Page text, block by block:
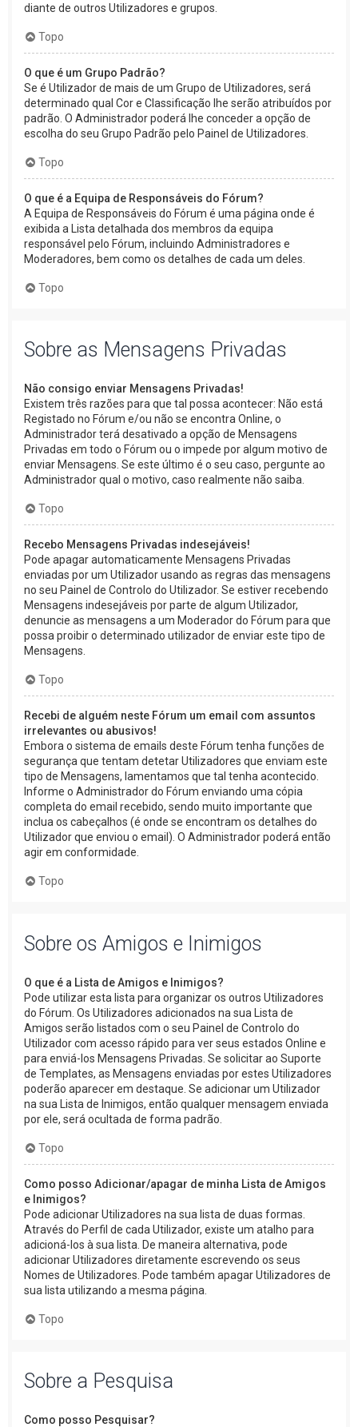
diante de outros Utilizadores e grupos.
Topo
O que é um Grupo Padrão?
Se é Utilizador de mais de um Grupo de Utilizadores, será
determinado qual Cor e Classificação lhe serão atribuídos por
padrão. O Administrador poderá lhe conceder a opção de
escolha do seu Grupo Padrão pelo Painel de Utilizadores.
Topo
O que é a Equipa de Responsáveis do Fórum?
A Equipa de Responsáveis do Fórum é uma página onde é
exibida a Lista detalhada dos membros da equipa
responsável pelo Fórum, incluindo Administradores e
Moderadores, bem como os detalhes de cada um deles.
Topo
Sobre as Mensagens Privadas
Não consigo enviar Mensagens Privadas!
Existem três razões para que tal possa acontecer: Não está
Registado no Fórum e/ou não se encontra Online, o
Administrador terá desativado a opção de Mensagens
Privadas em todo o Fórum ou o impede por algum motivo de
enviar Mensagens. Se este último é o seu caso, pergunte ao
Administrador qual o motivo, caso realmente não saiba.
Topo
Recebo Mensagens Privadas indesejáveis!
Pode apagar automaticamente Mensagens Privadas
enviadas por um Utilizador usando as regras das mensagens
no seu Painel de Controlo do Utilizador. Se estiver recebendo
Mensagens indesejáveis por parte de algum Utilizador,
denuncie as mensagens a um Moderador do Fórum para que
possa proibir o determinado utilizador de enviar este tipo de
Mensagens.
Topo
Recebi de alguém neste Fórum um email com assuntos
irrelevantes ou abusivos!
Embora o sistema de emails deste Fórum tenha funções de
segurança que tentam detetar Utilizadores que enviam este
tipo de Mensagens, lamentamos que tal tenha acontecido.
Informe o Administrador do Fórum enviando uma cópia
completa do email recebido, sendo muito importante que
inclua os cabeçalhos (é onde se encontram os detalhes do
Utilizador que enviou o email). O Administrador poderá então
agir em conformidade.
Topo
Sobre os Amigos e Inimigos
O que é a Lista de Amigos e Inimigos?
Pode utilizar esta lista para organizar os outros Utilizadores
do Fórum. Os Utilizadores adicionados na sua Lista de
Amigos serão listados com o seu Painel de Controlo do
Utilizador com acesso rápido para ver seus estados Online e
para enviá-los Mensagens Privadas. Se solicitar ao Suporte
de Templates, as Mensagens enviadas por estes Utilizadores
poderão aparecer em destaque. Se adicionar um Utilizador
na sua Lista de Inimigos, então qualquer mensagem enviada
por ele, será ocultada de forma padrão.
Topo
Como posso Adicionar/apagar de minha Lista de Amigos
e Inimigos?
Pode adicionar Utilizadores na sua lista de duas formas.
Através do Perfil de cada Utilizador, existe um atalho para
adicioná-los à sua lista. De maneira alternativa, pode
adicionar Utilizadores diretamente escrevendo os seus
Nomes de Utilizadores. Pode também apagar Utilizadores de
sua lista utilizando a mesma página.
Topo
Sobre a Pesquisa
Como posso Pesquisar?